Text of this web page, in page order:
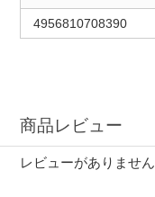
4956810708390
商品レビュー
レビューがありません